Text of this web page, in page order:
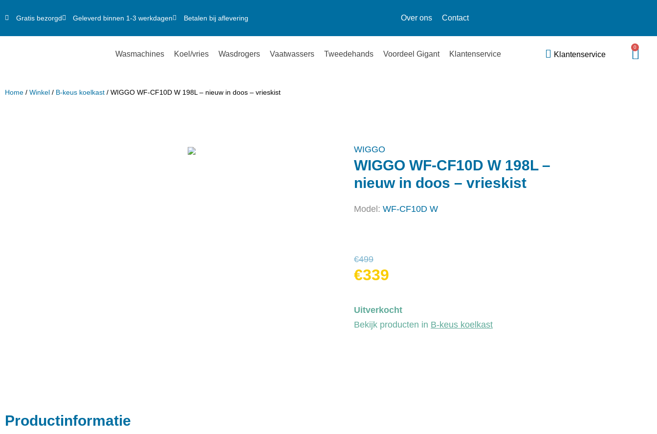
Gratis bezorgd Geleverd binnen 1-3 werkdagen Betalen bij aflevering Over ons Contact
Wasmachines Koel/vries Wasdrogers Vaatwassers Tweedehands Voordeel Gigant Klantenservice Klantenservice
0
Home / Winkel / B-keus koelkast / WIGGO WF-CF10D W 198L – nieuw in doos – vrieskist
WIGGO
WIGGO WF-CF10D W 198L –
nieuw in doos – vrieskist
Model: WF-CF10D W
€499
€339
Uitverkocht
Bekijk producten in B-keus koelkast
Productinformatie